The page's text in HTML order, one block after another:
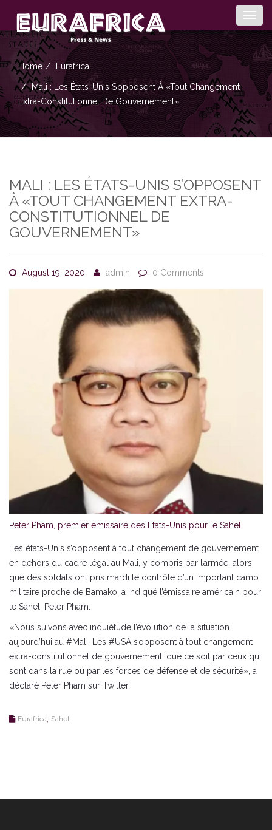
Home Eurafrica
Mali : Les États-Unis S’opposent À «tout Changement
Extra-Constitutionnel De Gouvernement»
MALI : LES ÉTATS-UNIS S’OPPOSENT
À «TOUT CHANGEMENT EXTRA-
CONSTITUTIONNEL DE
GOUVERNEMENT»
August 19, 2020 admin 0 Comments
Peter Pham, premier émissaire des Etats-Unis pour le Sahel
Les états-Unis s’opposent à tout changement de gouvernement
en dehors du cadre légal au Mali, y compris par l’armée, alors
que des soldats ont pris mardi le contrôle d’un important camp
militaire proche de Bamako, a indiqué l’émissaire américain pour
le Sahel, Peter Pham.
«Nous suivons avec inquiétude l’évolution de la situation
aujourd’hui au #Mali. Les #USA s’opposent à tout changement
extra-constitutionnel de gouvernement, que ce soit par ceux qui
sont dans la rue ou par les forces de défense et de sécurité», a
déclaré Peter Pham sur Twitter.
Eurafrica Sahel